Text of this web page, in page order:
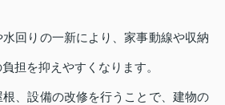
回りの一新により、家事動線や収納
担を抑えやすくなります。
、設備の改修を行うことで、建物の